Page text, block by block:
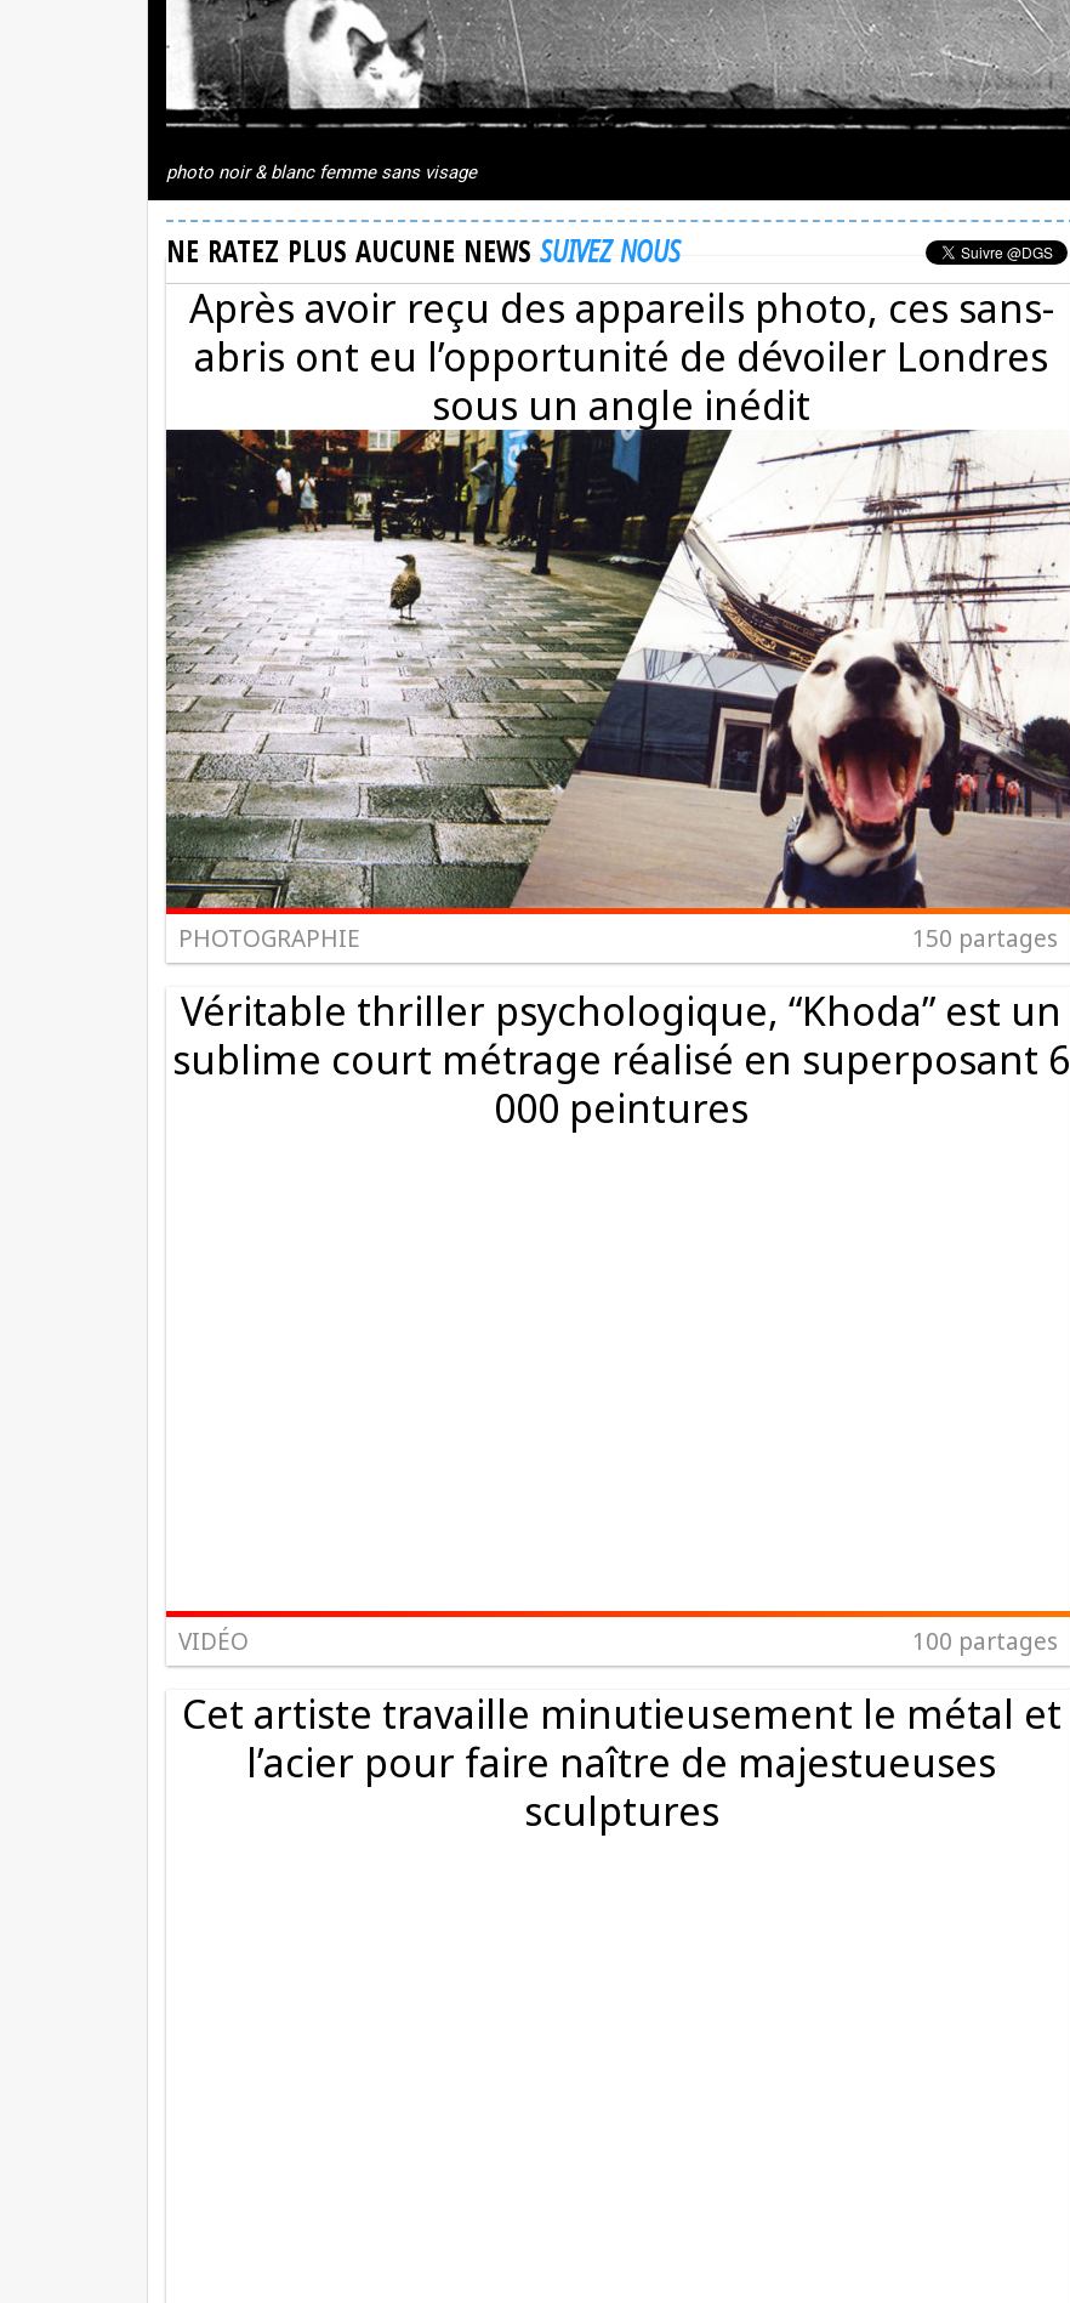
photo noir & blanc femme sans visage
NE RATEZ PLUS AUCUNE NEWS SUIVEZ NOUS
Après avoir reçu des appareils photo, ces sans-
abris ont eu l’opportunité de dévoiler Londres
sous un angle inédit
PHOTOGRAPHIE 150 partages
Véritable thriller psychologique, “Khoda” est un
sublime court métrage réalisé en superposant 6
000 peintures
VIDÉO 100 partages
Cet artiste travaille minutieusement le métal et
l’acier pour faire naître de majestueuses
sculptures